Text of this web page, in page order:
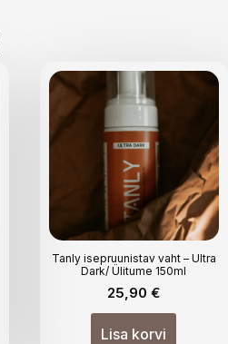
Tanly isepruunistav vaht – Ultra
Dark/ Ülitume 150ml
25,90€
Lisa korvi